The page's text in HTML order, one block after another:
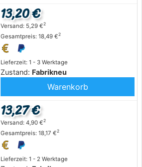
Lieferzeit: 1 - 3 Werktage
Zustand: Fabrikneu
13,20 €
Versand: 5,29 €2
Gesamtpreis: 18,49 €2
Warenkorb
Lieferzeit: 1 - 2 Werktage
13,27 €
Versand: 4,90 €2
Gesamtpreis: 18,17 €2